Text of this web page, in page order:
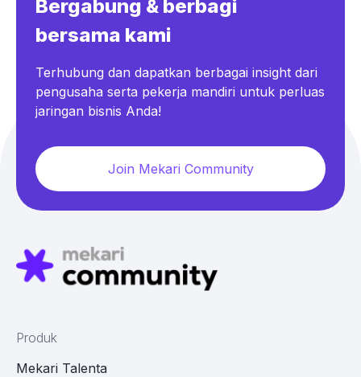
Bergabung & berbagi
bersama kami
Terhubung dan dapatkan berbagai insight dari
pengusaha serta pekerja mandiri untuk perluas
jaringan bisnis Anda!
Join Mekari Community
Produk
Mekari Talenta